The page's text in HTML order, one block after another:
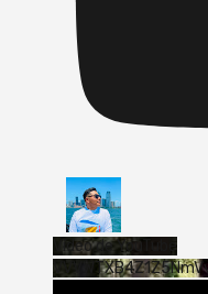
Vídeo de YouTube